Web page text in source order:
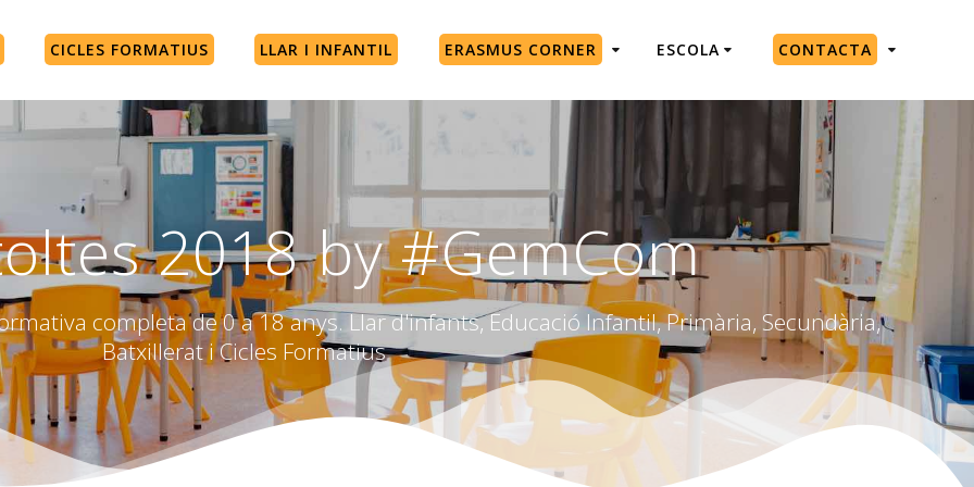
CICLES FORMATIUS LLAR I INFANTIL ERASMUS CORNER ESCOLA CONTACTA
2018 by #GemCom
completa de 0 a 18 anys. Llar d'infants, Educació Infantil, Primària, Secundària,
Batxillerat i Cicles Formatius